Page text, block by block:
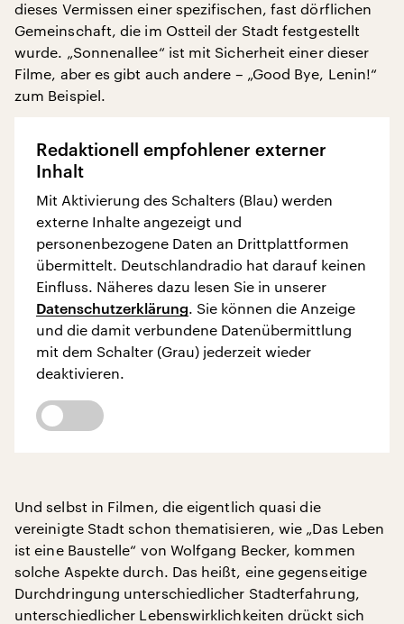
dieses Vermissen einer spezifischen, fast dörflichen
Gemeinschaft, die im Ostteil der Stadt festgestellt
wurde. „Sonnenallee“ ist mit Sicherheit einer dieser
Filme, aber es gibt auch andere – „Good Bye, Lenin!“
zum Beispiel.
Redaktionell empfohlener externer
Inhalt
Mit Aktivierung des Schalters (Blau) werden
externe Inhalte angezeigt und
personenbezogene Daten an Drittplattformen
übermittelt. Deutschlandradio hat darauf keinen
Einfluss. Näheres dazu lesen Sie in unserer
Datenschutzerklärung. Sie können die Anzeige
und die damit verbundene Datenübermittlung
mit dem Schalter (Grau) jederzeit wieder
deaktivieren.
Und selbst in Filmen, die eigentlich quasi die
vereinigte Stadt schon thematisieren, wie „Das Leben
ist eine Baustelle“ von Wolfgang Becker, kommen
solche Aspekte durch. Das heißt, eine gegenseitige
Durchdringung unterschiedlicher Stadterfahrung,
unterschiedlicher Lebenswirklichkeiten drückt sich